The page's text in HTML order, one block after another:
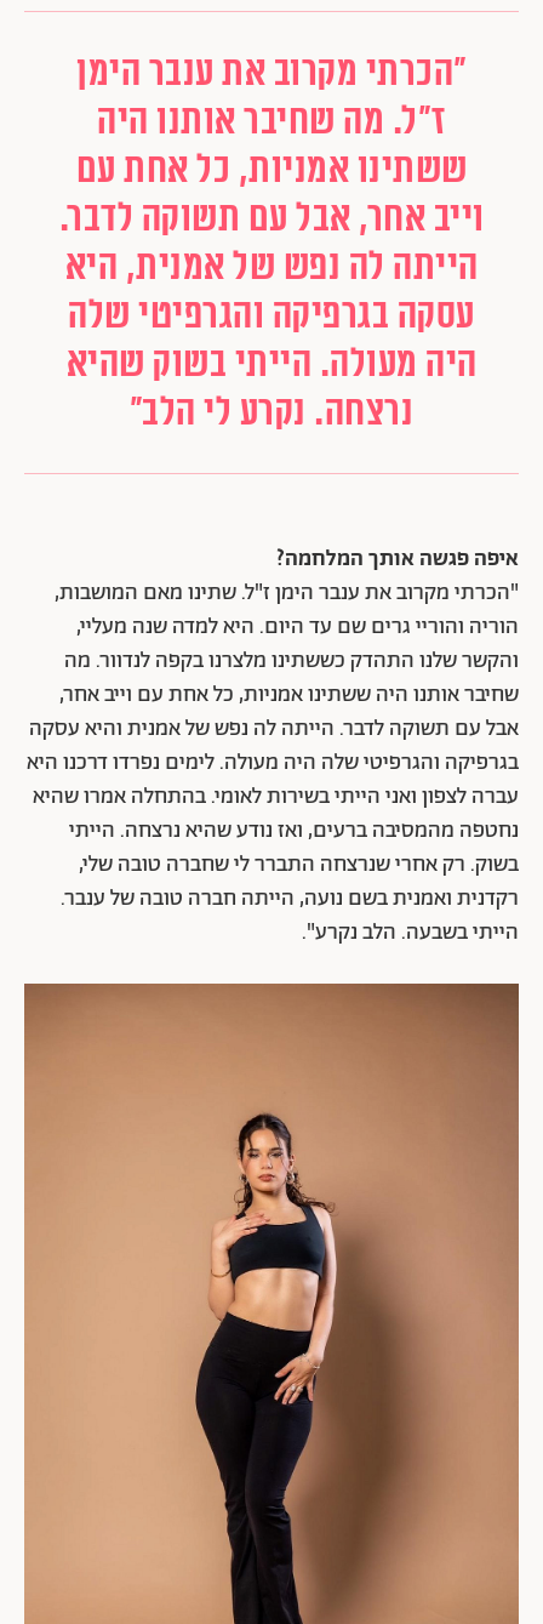
"הכרתי מקרוב את ענבר הימן
ז"ל. מה שחיבר אותנו היה
ששתינו אמניות, כל אחת עם
וייב אחר, אבל עם תשוקה לדבר.
הייתה לה נפש של אמנית, היא
עסקה בגרפיקה והגרפיטי שלה
היה מעולה. הייתי בשוק שהיא
נרצחה. נקרע לי הלב"
איפה פגשה אותך המלחמה?
"הכרתי מקרוב את ענבר הימן ז"ל. שתינו מאם המושבות,
הוריה והוריי גרים שם עד היום. היא למדה שנה מעליי,
והקשר שלנו התהדק כששתינו מלצרנו בקפה לנדוור. מה
שחיבר אותנו היה ששתינו אמניות, כל אחת עם וייב אחר,
אבל עם תשוקה לדבר. הייתה לה נפש של אמנית והיא עסקה
בגרפיקה והגרפיטי שלה היה מעולה. לימים נפרדו דרכנו היא
עברה לצפון ואני הייתי בשירות לאומי. בהתחלה אמרו שהיא
נחטפה מהמסיבה ברעים, ואז נודע שהיא נרצחה. הייתי
בשוק. רק אחרי שנרצחה התברר לי שחברה טובה שלי,
רקדנית ואמנית בשם נועה, הייתה חברה טובה של ענבר.
הייתי בשבעה. הלב נקרע".